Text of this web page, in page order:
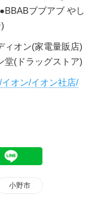
ブブアブ やし
ィオン(家電量販店)
堂(ドラッグストア)
オン/イオン社店/
小野市